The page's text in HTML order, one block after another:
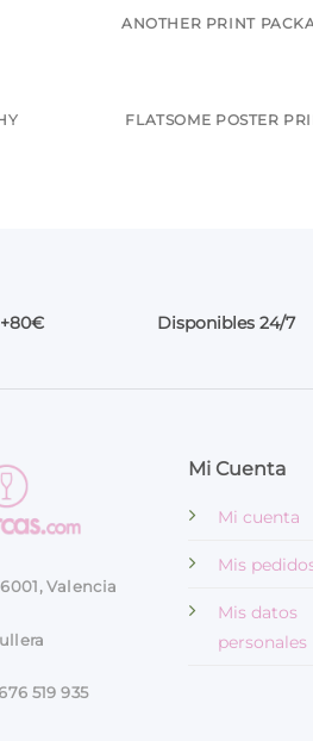
ANOTHER PRINT
FLATSOME POSTER
Disponibles 24/7
Valencia
519 935
Mi Cuenta
Mi cuenta
Mis
Mis datos
personales